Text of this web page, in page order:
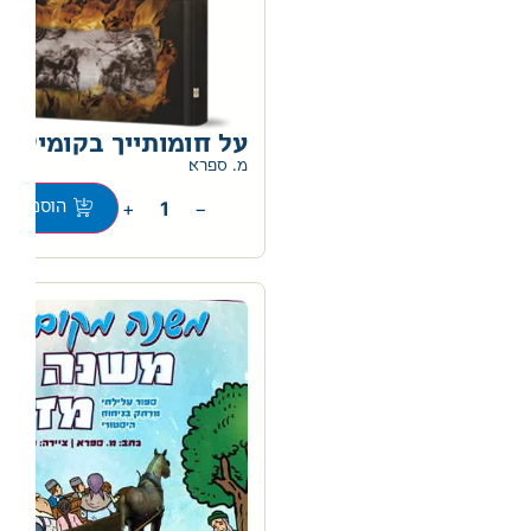
על חומותייך בקומיקס
מ. ספרא
−
+ הוספה